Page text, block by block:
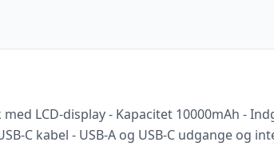
med LCD-display - Kapacitet 10000mAh -
C kabel - USB-A og USB-C udgange og